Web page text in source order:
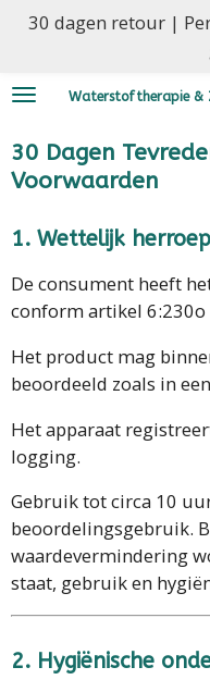
Ga
de
Waterstoftherapie &
30 dagen retour |
30 Dagen
Voorwaarden
1. Wettelijk
De consument heeft
conform artikel 6:230o
Het product mag
beoordeeld zoals in
Het apparaat
logging.
Gebruik tot circa 10
beoordelingsgebruik.
waardevermindering
staat, gebruik en
2. Hygiënische